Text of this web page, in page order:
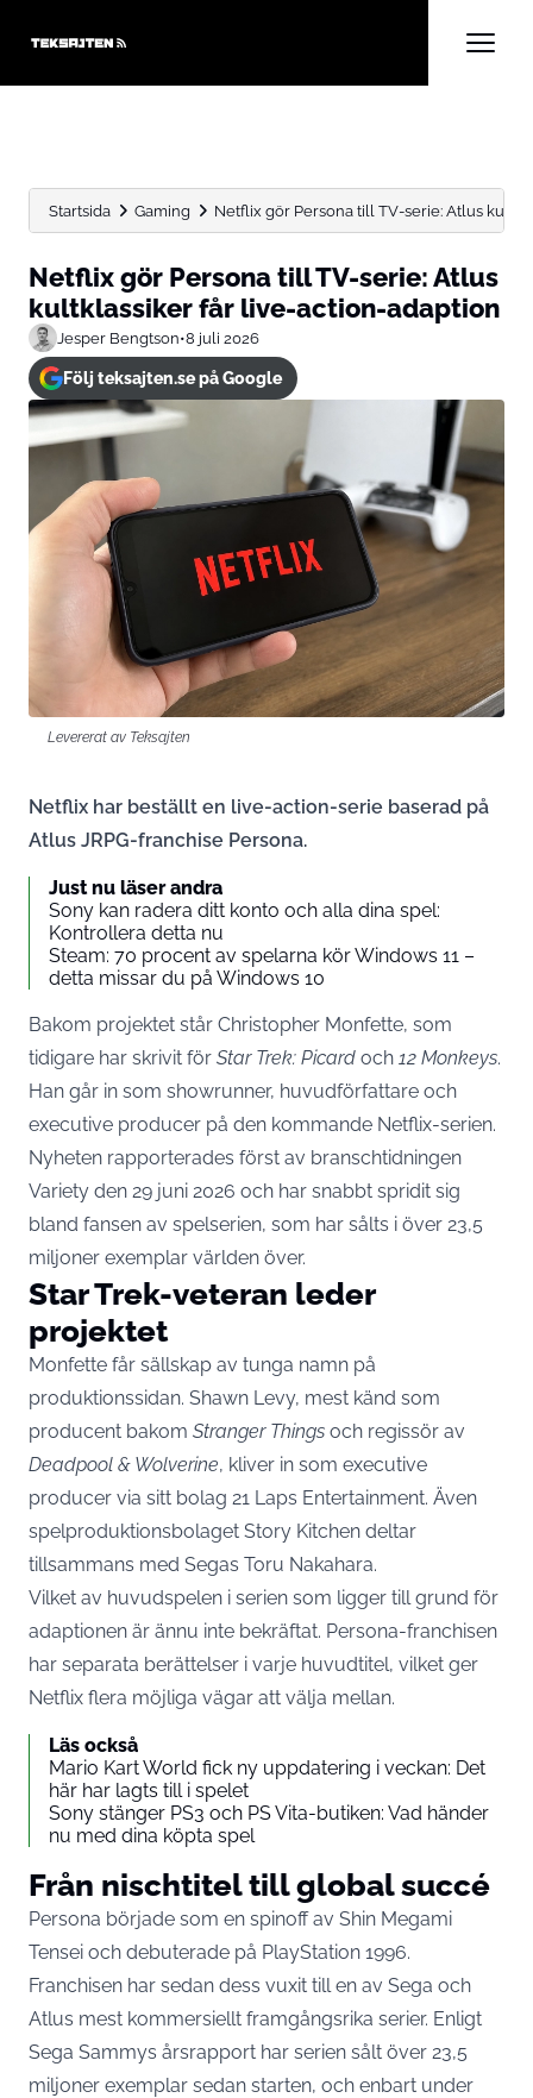
Startsida Gaming Netflix gör Persona till TV-serie: Atlus
Netflix gör Persona till TV-serie: Atlus
kultklassiker får live-action-adaption
Jesper Bengtson•8 juli 2026
Följ teksajten.se på Google
Levererat av Teksajten
Netflix har beställt en live-action-serie baserad på
Atlus JRPG-franchise Persona.
Just nu läser andra
Sony kan radera ditt konto och alla dina spel:
Kontrollera detta nu
Steam: 70 procent av spelarna kör Windows 11 –
detta missar du på Windows 10
Bakom projektet står Christopher Monfette, som
tidigare har skrivit för Star Trek: Picard och 12 Monkeys.
Han går in som showrunner, huvudförfattare och
executive producer på den kommande Netflix-serien.
Nyheten rapporterades först av branschtidningen
Variety den 29 juni 2026 och har snabbt spridit sig
bland fansen av spelserien, som har sålts i över 23,5
miljoner exemplar världen över.
Star Trek-veteran leder
projektet
Monfette får sällskap av tunga namn på
produktionssidan. Shawn Levy, mest känd som
producent bakom Stranger Things och regissör av
Deadpool & Wolverine, kliver in som executive
producer via sitt bolag 21 Laps Entertainment. Även
spelproduktionsbolaget Story Kitchen deltar
tillsammans med Segas Toru Nakahara.
Vilket av huvudspelen i serien som ligger till grund för
adaptionen är ännu inte bekräftat. Persona-franchisen
har separata berättelser i varje huvudtitel, vilket ger
Netflix flera möjliga vägar att välja mellan.
Läs också
Mario Kart World fick ny uppdatering i veckan: Det
här har lagts till i spelet
Sony stänger PS3 och PS Vita-butiken: Vad händer
nu med dina köpta spel
Från nischtitel till global succé
Persona började som en spinoff av Shin Megami
Tensei och debuterade på PlayStation 1996.
Franchisen har sedan dess vuxit till en av Sega och
Atlus mest kommersiellt framgångsrika serier. Enligt
Sega Sammys årsrapport har serien sålt över 23,5
miljoner exemplar sedan starten, och enbart under